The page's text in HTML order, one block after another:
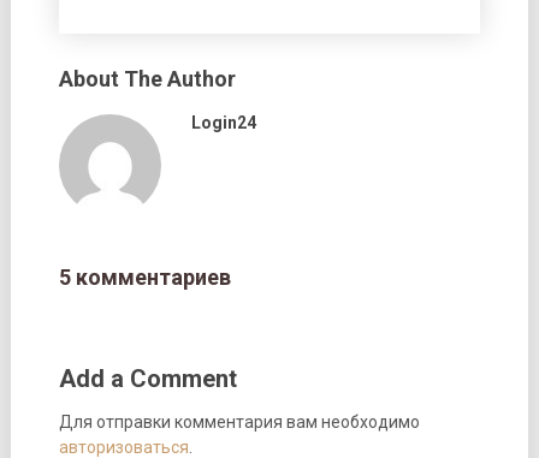
About The Author
Login24
5 комментариев
Add a Comment
Для отправки комментария вам необходимо
авторизоваться